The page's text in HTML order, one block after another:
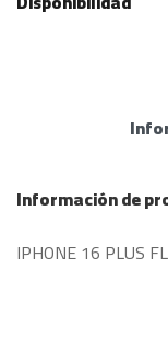
Información de
IPHONE 16 PLUS